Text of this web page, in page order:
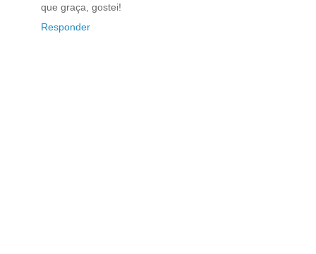
que graça, gostei!
Responder